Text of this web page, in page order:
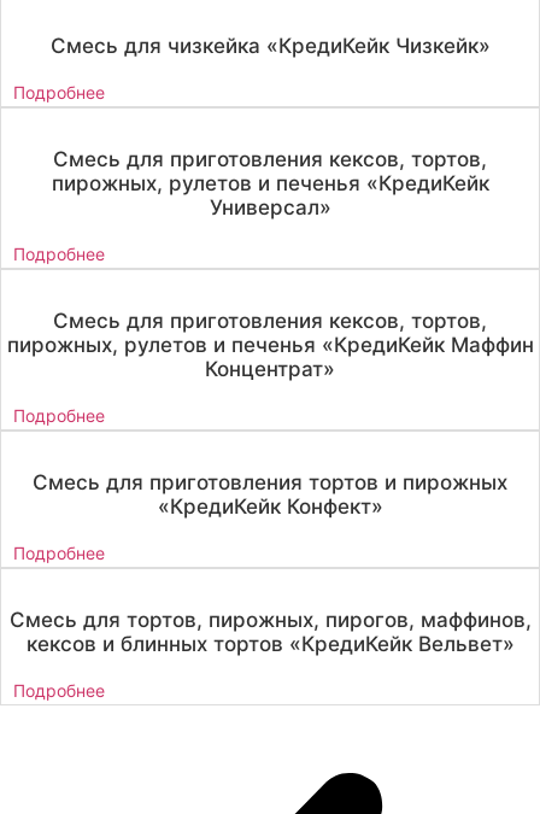
Смесь для чизкейка «КредиКейк Чизкейк»
Подробнее
Смесь для приготовления кексов, тортов,
пирожных, рулетов и печенья «КредиКейк
Универсал»
Подробнее
Смесь для приготовления кексов, тортов,
пирожных, рулетов и печенья «КредиКейк Маффин
Концентрат»
Подробнее
Смесь для приготовления тортов и пирожных
«КредиКейк Конфект»
Подробнее
Смесь для тортов, пирожных, пирогов, маффинов,
кексов и блинных тортов «КредиКейк Вельвет»
Подробнее